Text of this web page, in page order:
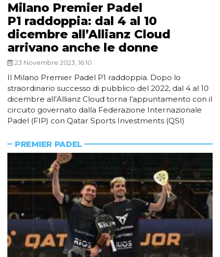
Milano Premier Padel
P1 raddoppia: dal 4 al 10
dicembre all’Allianz Cloud
arrivano anche le donne
23 Novembre 2023, 16:10
Il Milano Premier Padel P1 raddoppia. Dopo lo
straordinario successo di pubblico del 2022, dal 4 al 10
dicembre all’Allianz Cloud torna l’appuntamento con il
circuito governato dalla Federazione Internazionale
Padel (FIP) con Qatar Sports Investments (QSI)
PREMIER PADEL